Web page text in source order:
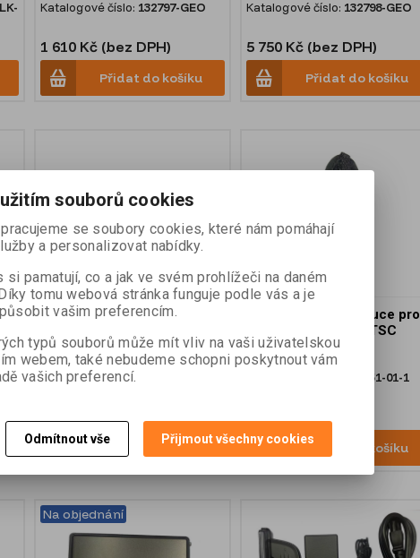
Katalogové číslo: 132797-GEO
1 610 Kč (bez DPH)
Přidat do košíku
Katalogové číslo: 132798-GEO
5 750 Kč (bez DPH)
Přidat do košíku
Fólie ochranná pro displej
Katalogové číslo:
Přidat do košíku
Popruh k držení v ruce pro
kontrolní jednotky TSC
121351-01-1
Přidat do košíku
Na objednání
souborů cookies
se soubory cookies, které nám pomáhají
a personalizovat nabídky.
si pamatují, co a jak ve svém prohlížeči na daném
tomu webová stránka funguje podle vás a je
vašim preferencím.
typů souborů může mít vliv na vaši uživatelskou
webem, také nebudeme schopni poskytnout vám
vašich preferencí.
Odmítnout vše Přijmout všechny cookies